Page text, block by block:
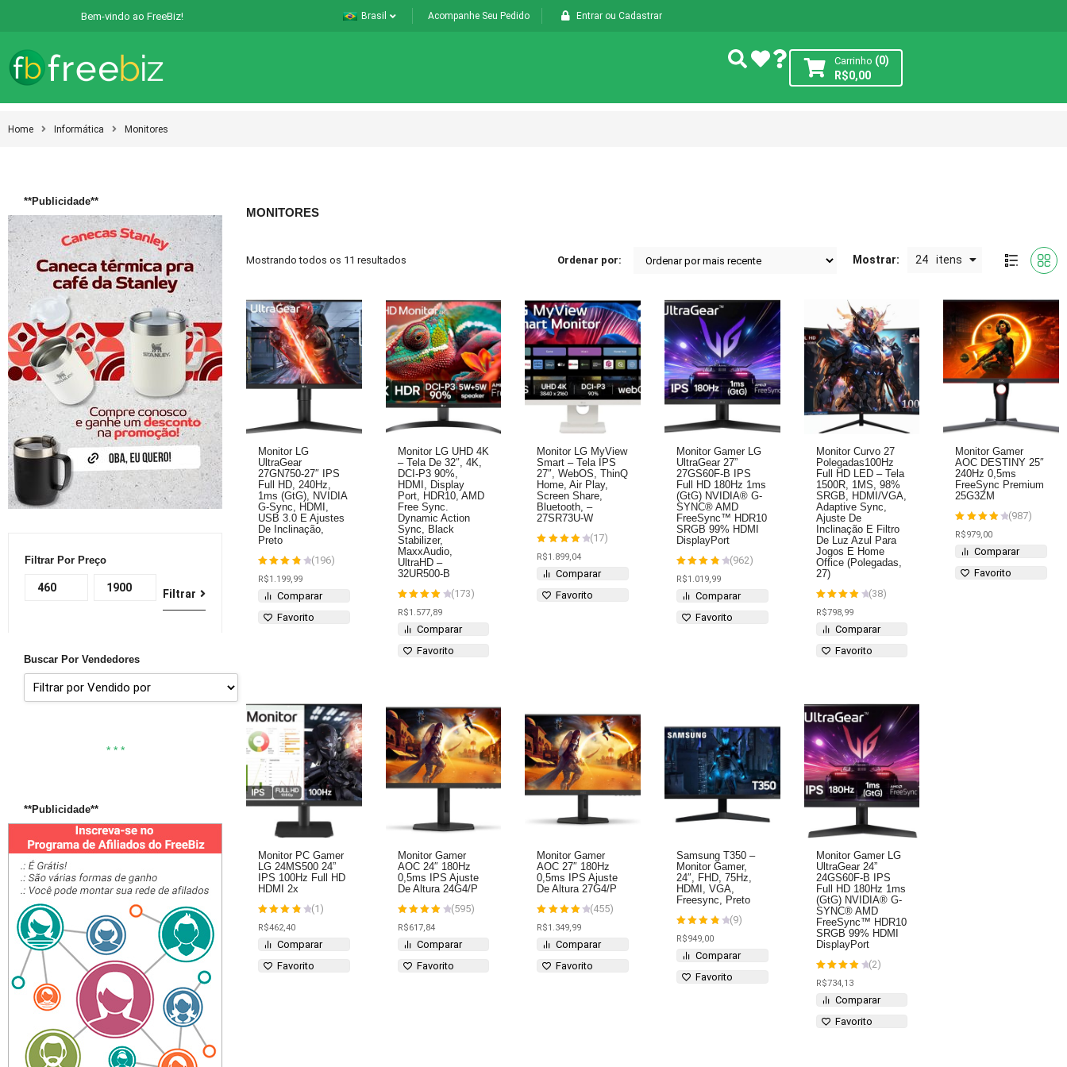
Bem-vindo ao FreeBiz! Brasil Acompanhe Seu Pedido Entrar ou Cadastrar
Carrinho (0)
R$0,00
Home Informática Monitores
**Publicidade**
Filtrar Por Preço
Filtrar
Buscar Por Vendedores
* * *
**Publicidade**
MONITORES
Mostrando todos os 11 resultados Mostrar: 24 itens
Ordenar por:
Monitor LG
UltraGear
27GN750-27″ IPS
Full HD, 240Hz,
1ms (GtG), NVIDIA
G-Sync, HDMI,
USB 3.0 E Ajustes
De Inclinação,
Preto
Avaliação
4
de 5
(196)
R$1.199,99
Comparar
Favorito
Monitor LG UHD 4K
– Tela De 32″, 4K,
DCI-P3 90%,
HDMI, Display
Port, HDR10, AMD
Free Sync.
Dynamic Action
Sync, Black
Stabilizer,
MaxxAudio,
UltraHD –
32UR500-B
Avaliação
4
de 5
(173)
R$1.577,89
Comparar
Favorito
Monitor LG MyView
Smart – Tela IPS
27″, WebOS, ThinQ
Home, Air Play,
Screen Share,
Bluetooth, –
27SR73U-W
Avaliação
4
de 5
(17)
R$1.899,04
Comparar
Favorito
Monitor Gamer LG
UltraGear 27”
27GS60F-B IPS
Full HD 180Hz 1ms
(GtG) NVIDIA® G-
SYNC® AMD
FreeSync™ HDR10
SRGB 99% HDMI
DisplayPort
Avaliação
4
de 5
(962)
R$1.019,99
Comparar
Favorito
Monitor Curvo 27
Polegadas100Hz
Full HD LED – Tela
1500R, 1MS, 98%
SRGB, HDMI/VGA,
Adaptive Sync,
Ajuste De
Inclinação E Filtro
De Luz Azul Para
Jogos E Home
Office (Polegadas,
27)
Avaliação
4
de 5
(38)
R$798,99
Comparar
Favorito
Monitor Gamer
AOC DESTINY 25″
240Hz 0,5ms
FreeSync Premium
25G3ZM
Avaliação
4
de 5
(987)
R$979,00
Comparar
Favorito
Monitor PC Gamer
LG 24MS500 24”
IPS 100Hz Full HD
HDMI 2x
Avaliação
4
de 5
(1)
R$462,40
Comparar
Favorito
Monitor Gamer
AOC 24″ 180Hz
0,5ms IPS Ajuste
De Altura 24G4/P
Avaliação
4
de 5
(595)
R$617,84
Comparar
Favorito
Monitor Gamer
AOC 27″ 180Hz
0,5ms IPS Ajuste
De Altura 27G4/P
Avaliação
4
de 5
(455)
R$1.349,99
Comparar
Favorito
Samsung T350 –
Monitor Gamer,
24″, FHD, 75Hz,
HDMI, VGA,
Freesync, Preto
Avaliação
4
de 5
(9)
R$949,00
Comparar
Favorito
Monitor Gamer LG
UltraGear 24”
24GS60F-B IPS
Full HD 180Hz 1ms
(GtG) NVIDIA® G-
SYNC® AMD
FreeSync™ HDR10
SRGB 99% HDMI
DisplayPort
Avaliação
4
de 5
(2)
R$734,13
Comparar
Favorito